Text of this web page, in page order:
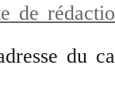
de
du